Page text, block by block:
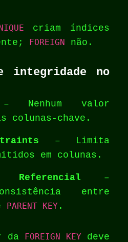
criam índices
FOREIGN não.
integridade no
Nenhum valor
colunas-chave.
– Limita
em colunas.
Referencial –
entre
PARENT KEY .
da FOREIGN KEYdeve